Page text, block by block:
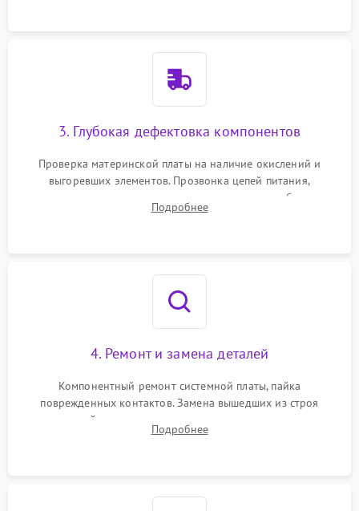
3. Глубокая дефектовка компонентов
Проверка материнской платы на наличие окислений и
выгоревших элементов. Прозвонка цепей питания,
тестирование приводных моторов колес и турбины
всасывания. Оценка состояния оптических и инфракрасных
Подробнее
4. Ремонт и замена деталей
Компонентный ремонт системной платы, пайка
поврежденных контактов. Замена вышедших из строя
двигателей, изношенного аккумулятора, неисправного
лидара или помпы подачи воды. Восстановление шлейфов и
Подробнее